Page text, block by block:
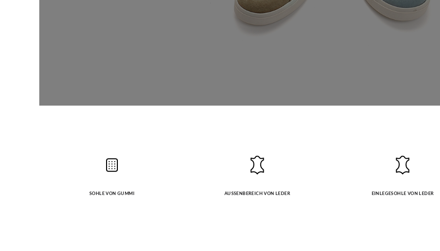
SOHLE VON GUMMI AUSSENBEREICH VON LEDER EINLEGESOHLE VON LEDER